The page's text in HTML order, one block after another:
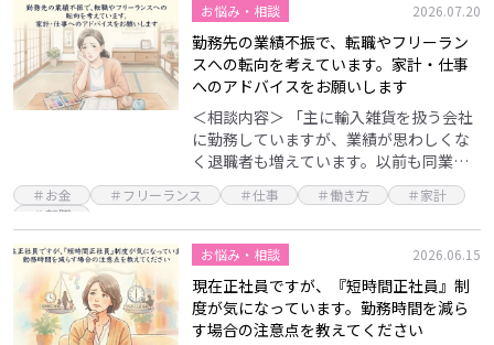
お悩み・相談 2026.07.20
勤務先の業績不振で、転職やフリーラン
スへの転向を考えています。家計・仕事
へのアドバイスをお願いします
＜相談内容＞ 「主に輸入雑貨を扱う会社
に勤務していますが、業績が思わしくな
く退職者も増えています。以前も同業の
勤務先でしたが、倒産直前にリストラに
遭いました。現在の会社も前職の倒産前
と同じ雰囲気があり…
＃お金 ＃フリーランス ＃仕事 ＃働き方
＃家計
＃転職
お悩み・相談 2026.06.15
現在正社員ですが、『短時間正社員』制
度が気になっています。勤務時間を減ら
す場合の注意点を教えてください